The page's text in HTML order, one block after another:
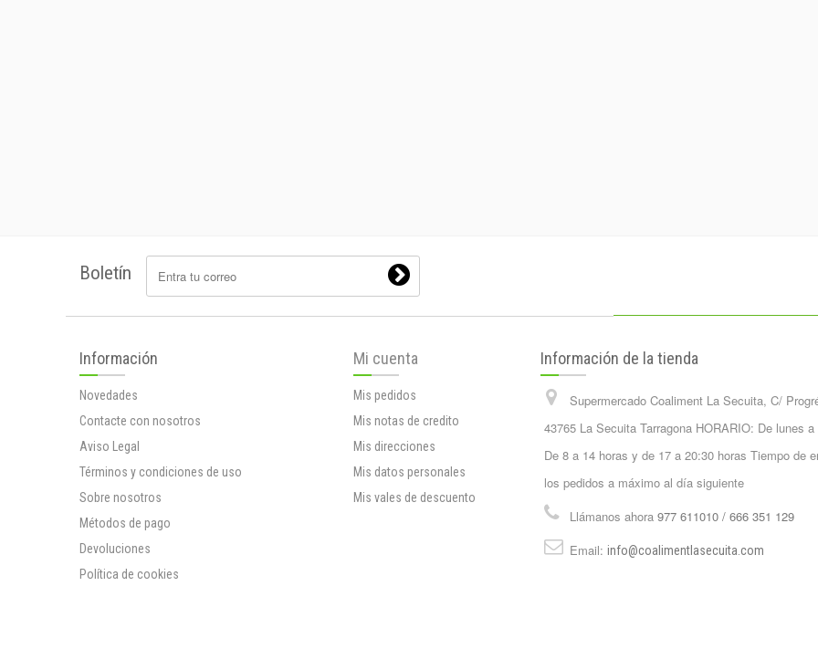
Boletín
Información
Novedades
Contacte con nosotros
Aviso Legal
Términos y condiciones de uso
Sobre nosotros
Métodos de pago
Devoluciones
Política de cookies
Mi cuenta
Mis pedidos
Mis notas de credito
Mis direcciones
Mis datos personales
Mis vales de descuento
Información de la tienda
Supermercado Coaliment La Secuita, C/
43765 La Secuita Tarragona HORARIO: De lunes
De 8 a 14 horas y de 17 a 20:30 horas Tiempo de
los pedidos a máximo al día siguiente
Llámanos ahora 977 611010 / 666 351 129
Email: info@coalimentlasecuita.com